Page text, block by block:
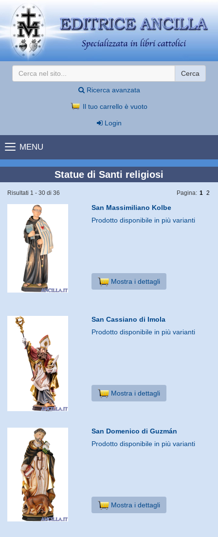
Cerca
Ricerca avanzata
Il tuo carrello è vuoto
Login
MENU
Statue di Santi religiosi
Risultati 1 - 30 di 36 Pagina: 1 2
San Massimiliano Kolbe
Prodotto disponibile in più varianti
Mostra i dettagli
San Cassiano di Imola
Prodotto disponibile in più varianti
Mostra i dettagli
San Domenico di Guzmán
Prodotto disponibile in più varianti
Mostra i dettagli